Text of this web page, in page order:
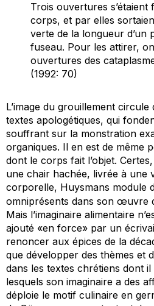
Trois ouvertures s’étaient
corps, et par elles
verte de la longueur d’un
fuseau. Pour les attirer,
ouvertures des
(1992: 70)
L’image du grouillement circule
textes apologétiques, qui
souffrant sur la monstration
organiques. Il en est de même
dont le corps fait l’objet.
une chair hachée, livrée à une
corporelle, Huysmans module
omniprésents dans son œuvre
Mais l’imaginaire alimentaire
ajouté «en force» par un
renoncer aux épices de la
que développer des thèmes et
dans les textes chrétiens dont il
lesquels son imaginaire a des
déploie le motif culinaire en